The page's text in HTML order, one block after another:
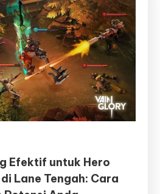
Efektif untuk Hero
Lane Tengah: Cara